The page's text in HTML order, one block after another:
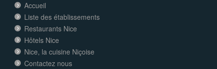
Accueil
Liste des établissements
Restaurants Nice
Hôtels Nice
Nice, la cuisine Niçoise
Contactez nous